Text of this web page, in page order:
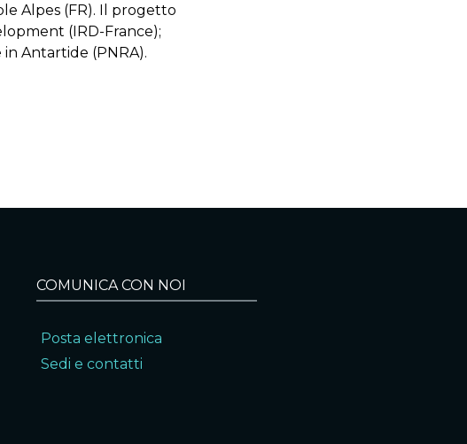
Alpes (FR). Il progetto
(IRD-France);
Antartide (PNRA).
COMUNICA CON NOI
Posta elettronica
Sedi e contatti